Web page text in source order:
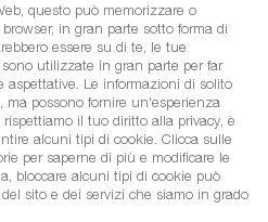
questo può memorizzare o
in gran parte sotto forma di
essere su di te, le tue
utilizzate in gran parte per far
Le informazioni di solito
possono fornire un'esperienza
il tuo diritto alla privacy, è
alcuni tipi di cookie. Clicca sulle
per saperne di più e modificare le
bloccare alcuni tipi di cookie può
sito e dei servizi che siamo in grado